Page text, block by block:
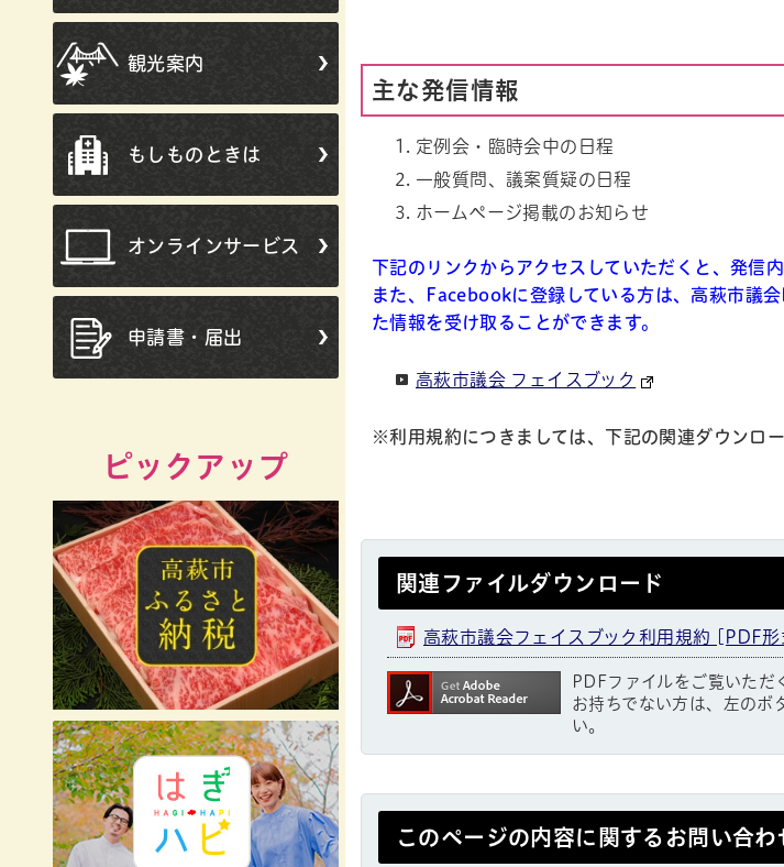
観光案内
もしものときは
オンラインサービス
申請書・届出
ピックアップ
主な発信情報
定例会・臨時会中の日程
一般質問、議案質疑の日程
ホームページ掲載のお知らせ
下記のリンクからアクセスしていただくと、発信
また、Facebookに登録している方は、高萩市議
た情報を受け取ることができます。
高萩市議会 フェイスブック
※利用規約につきましては、下記の関連ダウンロ
関連ファイルダウンロード
高萩市議会フェイスブック利用規約 [PDF
PDFファイルをご覧いただ
お持ちでない方は、左のボ
い。
このページの内容に関するお問い合わ